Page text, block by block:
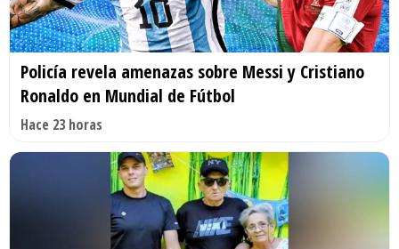
Policía revela amenazas sobre Messi y Cristiano
Ronaldo en Mundial de Fútbol
Hace 23 horas